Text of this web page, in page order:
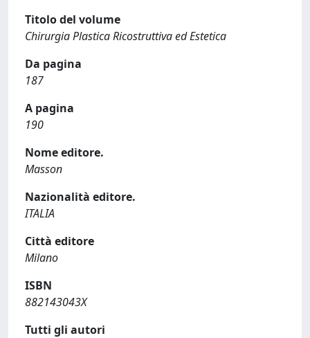
Titolo del volume
Chirurgia Plastica Ricostruttiva ed Estetica
Da pagina
187
A pagina
190
Nome editore.
Masson
Nazionalità editore.
ITALIA
Città editore
Milano
ISBN
882143043X
Tutti gli autori